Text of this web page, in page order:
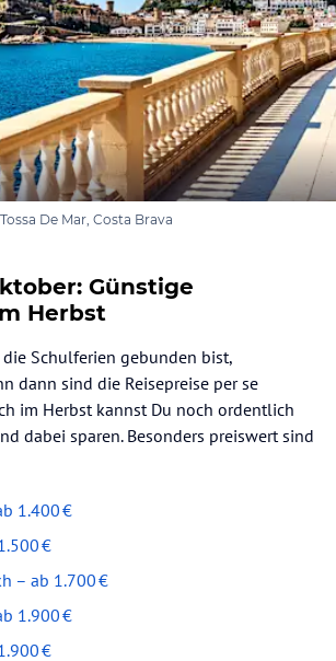
De Mar, Costa Brava
Günstige
Herbst
Schulferien gebunden bist,
dann sind die Reisepreise per se
im Herbst kannst Du noch ordentlich
dabei sparen. Besonders preiswert sind
1.400 €
€
– ab 1.700 €
1.900 €
€